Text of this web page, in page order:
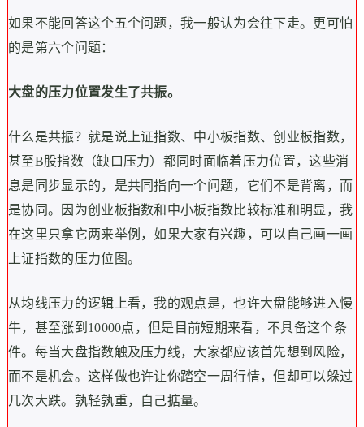
如果不能回答这个五个问题，我一般认为会往下走。更可怕
的是第六个问题：
大盘的压力位置发生了共振。
什么是共振？就是说上证指数、中小板指数、创业板指数，
甚至B股指数（缺口压力）都同时面临着压力位置，这些消
息是同步显示的，是共同指向一个问题，它们不是背离，而
是协同。因为创业板指数和中小板指数比较标准和明显，我
在这里只拿它两来举例，如果大家有兴趣，可以自己画一画
上证指数的压力位图。
从均线压力的逻辑上看，我的观点是，也许大盘能够进入慢
牛，甚至涨到10000点，但是目前短期来看，不具备这个条
件。每当大盘指数触及压力线，大家都应该首先想到风险，
而不是机会。这样做也许让你踏空一周行情，但却可以躲过
几次大跌。孰轻孰重，自己掂量。